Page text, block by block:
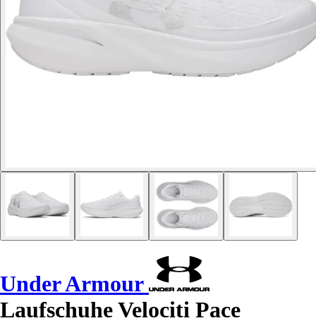
Under Armour
Laufschuhe Velociti Pace